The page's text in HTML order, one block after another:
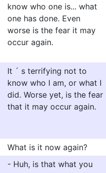
know who one is... what
one has done. Even
worse is the fear it may
occur again.
It ´ s terrifying not to
know who I am, or what I
did. Worse yet, is the fear
that it may occur again.
What is it now again?
- Huh, is that what you